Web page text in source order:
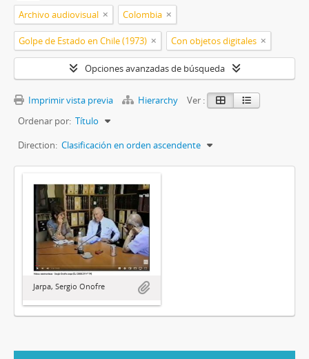
Archivo audiovisual Colombia
Golpe de Estado en Chile (1973) Con objetos digitales
Opciones avanzadas de búsqueda
Imprimir vista previa Hierarchy
Ver :
Ordenar por: Título
Direction: Clasificación en orden ascendente
Jarpa, Sergio Onofre